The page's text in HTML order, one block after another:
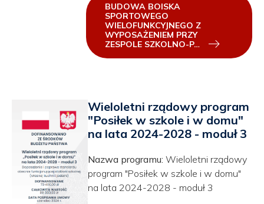
BUDOWA BOISKA
SPORTOWEGO
WIELOFUNKCYJNEGO Z
WYPOSAŻENIEM PRZY
ZESPOLE SZKOLNO-P…
Wieloletni rządowy program
"Posiłek w szkole i w domu"
na lata 2024-2028 - moduł 3
Nazwa programu: Wieloletni rządowy
program "Posiłek w szkole i w domu"
na lata 2024-2028 - moduł 3